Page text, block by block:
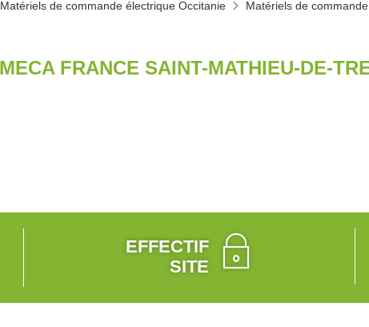
Matériels de commande électrique Occitanie
Matériels de
FRANCE SAINT-MATHIEU-DE-
EFFECTIF
SITE